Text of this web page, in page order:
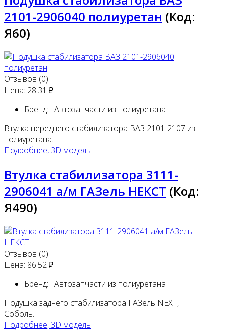
2101-2906040 полиуретан (Код:
Я60)
Отзывов (0)
Цена: 28.31 ₽
Бренд: Автозапчасти из полиуретана
Втулка переднего стабилизатора ВАЗ 2101-2107 из
полиуретана.
Подробнее, 3D модель
Втулка стабилизатора 3111-
2906041 а/м ГАЗель НЕКСТ (Код:
Я490)
Отзывов (0)
Цена: 86.52 ₽
Бренд: Автозапчасти из полиуретана
Подушка заднего стабилизатора ГАЗель NEXT,
Соболь.
Подробнее, 3D модель